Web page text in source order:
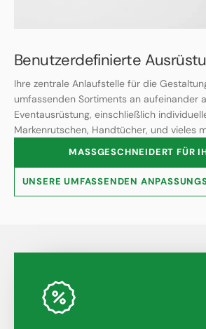
Benutzerdefinierte
Ihre zentrale Anlaufstelle für die
umfassenden Sortiments an aufeinander
Eventausrüstung, einschließlich
Markenrutschen, Handtücher, und vieles
MASSGESCHNEIDERT FÜR
UNSERE UMFASSENDEN